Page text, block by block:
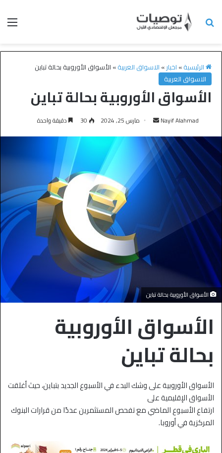
الرئيسية» اخبار» الاسواق العربية» الأسواق الأوروبية بحالة تباين
الاسواق العربية
الأسواق الأوروبية بحالة تباين
Nayif Alahmad مارس 25, 2024 30 دقيقة واحدة
الأسواق الأوروبية بحالة تباين
الأسواق الأوروبية
بحالة تباين
الأسواق الأوروبية على وشك البدء في الأسبوع الجديد بتباين، حيث أغلقت
الأسواق الإقليمية على
ارتفاع الأسبوع الماضي مع تفحص المستثمرين عددًا من قرارات البنوك
المركزية في أوروبا.